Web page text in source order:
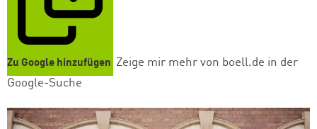
Zu Google hinzufügen Zeige mir mehr von boell.de in der
Google-Suche